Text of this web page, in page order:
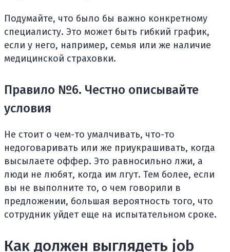
Подумайте, что было бы важно конкретному
специалисту. Это может быть гибкий график,
если у него, например, семья или же наличие
медицинской страховки.
Правило №6. Честно описывайте
условия
Не стоит о чем-то умалчивать, что-то
недоговаривать или же приукрашивать, когда
высылаете оффер. Это равносильно лжи, а
люди не любят, когда им лгут. Тем более, если
вы не выполните то, о чем говорили в
предложении, большая вероятность того, что
сотрудник уйдет еще на испытательном сроке.
Как должен выглядеть job